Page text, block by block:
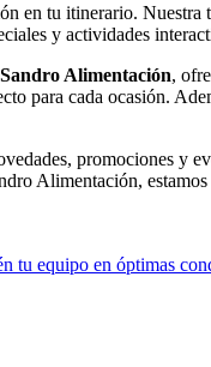
en tu itinerario.
y actividades
Sandro Alimentación,
para cada ocasión.
promociones
Alimentación,
tu equipo en óptimas